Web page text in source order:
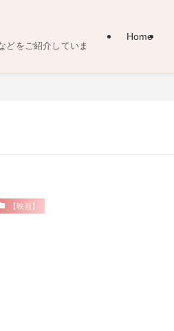
どをご紹介していま
Home
【映画】